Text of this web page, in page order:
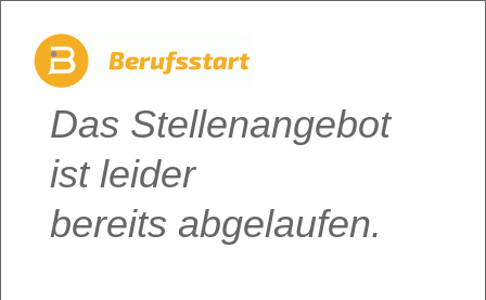
Das Stellenangebot
ist leider
bereits abgelaufen.